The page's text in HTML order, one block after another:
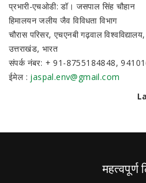
प्रभारी-एचओडी: डॉ। जसपाल सिंह चौहान
हिमालयन जलीय जैव विविधता विभाग
चौरास परिसर, एचएनबी गढ़वाल
उत्तराखंड, भारत
संपर्क नंबर: + 91-8755184848,
ईमेल : jaspal.env@gmail.com
महत्वपूर्ण